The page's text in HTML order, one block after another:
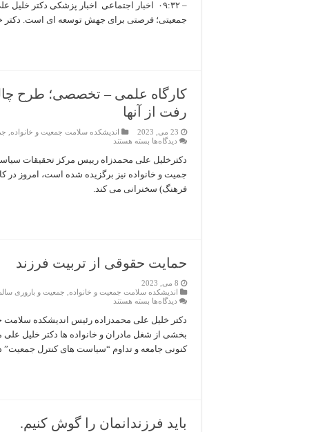
برای
توسعه
– ۰۹:۳۲ اخبار اجتماعی اخبار پزشکی دکتر
جمعیتی؛ فرصتی برای جهش توسعه ای است. دکتر
کارگاه علمی – تخصصی؛ طرح
رفت از آنها
23 می, 2023 اندیشکده سلامت جمعیت و خانواده
دیدگاه‌ها برای
علمی
تخصصی؛
طرح
چالش
رفت
آنها
بسته هستند
دکترخلیل علی محمدزاه رییس مرکز تحقیقات
جمیت و خانواده نیز برگزیده شده است، امروز
فرهنگ) سخنرانی می کند.
حمایت حقوقی از تربیت فرزند
8 می, 2023
اندیشکده سلامت جمعیت و خانواده جمعیت و باروری
دیدگاه‌ها برای
حقوقی
تربیت
بسته هستند
دکتر خلیل علی محمدزاده رئیس اندیشکده سلامت
بخشی از شغل مادران و خانواده ها دکتر خلیل
کنونی جامعه و تداوم “سیاست های کنترل جمعیت”
باید فرزندانمان را گوش کنیم.